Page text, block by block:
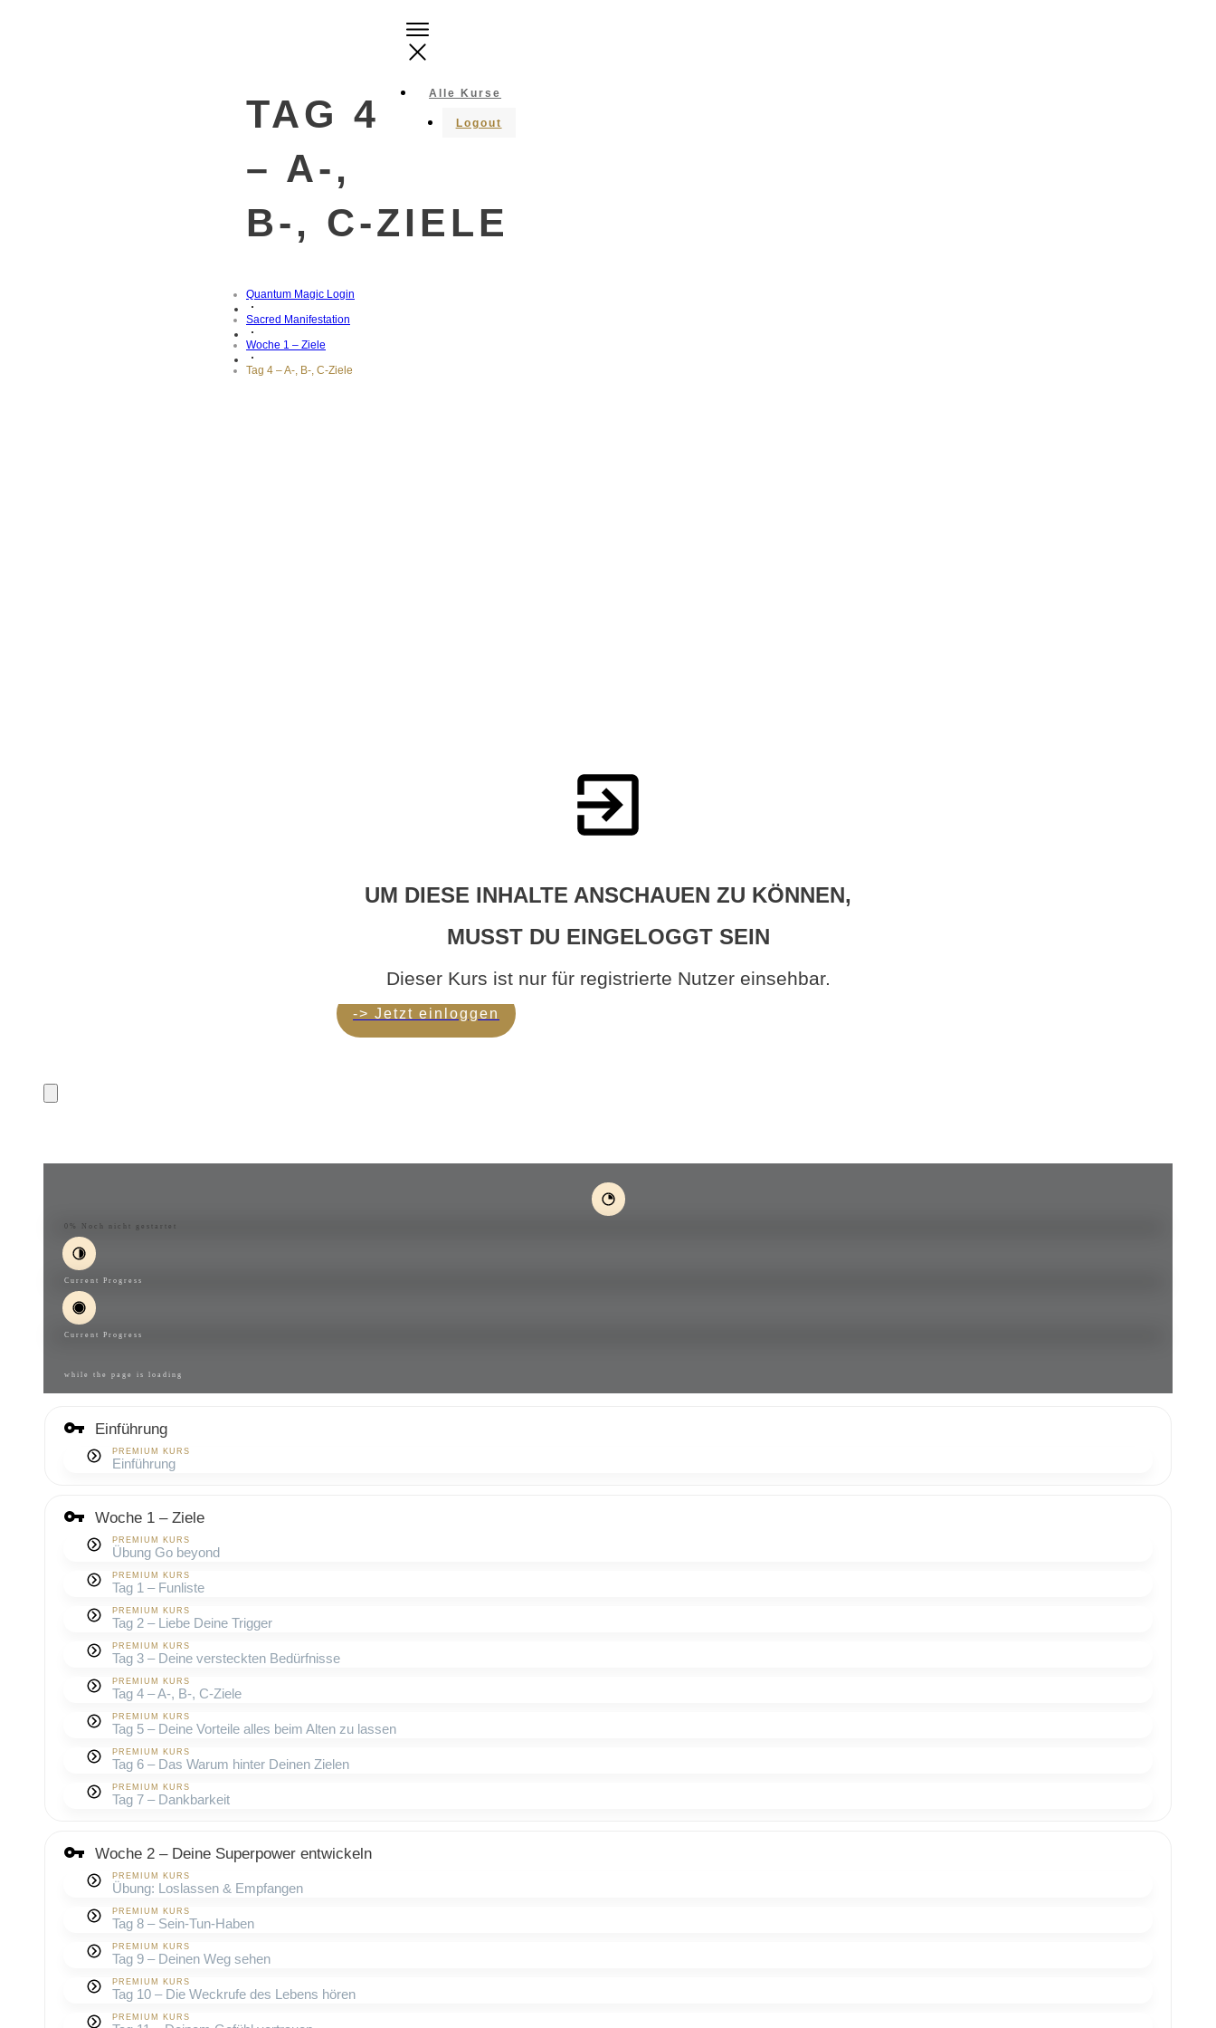
Alle Kurse
Logout
TAG 4
– A-,
B-, C-ZIELE
Quantum Magic Login
Sacred Manifestation
Woche 1 – Ziele
Tag 4 – A-, B-, C-Ziele
UM DIESE INHALTE ANSCHAUEN ZU KÖNNEN,
MUSST DU EINGELOGGT SEIN
Dieser Kurs ist nur für registrierte Nutzer einsehbar.
-> Jetzt einloggen
0% Noch nicht gestartet
Current Progress
Current Progress
while the page is loading
Einführung
PREMIUM KURS
Einführung
Woche 1 – Ziele
PREMIUM KURS
Übung Go beyond
PREMIUM KURS
Tag 1 – Funliste
PREMIUM KURS
Tag 2 – Liebe Deine Trigger
PREMIUM KURS
Tag 3 – Deine versteckten Bedürfnisse
PREMIUM KURS
Tag 4 – A-, B-, C-Ziele
PREMIUM KURS
Tag 5 – Deine Vorteile alles beim Alten zu lassen
PREMIUM KURS
Tag 6 – Das Warum hinter Deinen Zielen
PREMIUM KURS
Tag 7 – Dankbarkeit
Woche 2 – Deine Superpower entwickeln
PREMIUM KURS
Übung: Loslassen & Empfangen
PREMIUM KURS
Tag 8 – Sein-Tun-Haben
PREMIUM KURS
Tag 9 – Deinen Weg sehen
PREMIUM KURS
Tag 10 – Die Weckrufe des Lebens hören
PREMIUM KURS